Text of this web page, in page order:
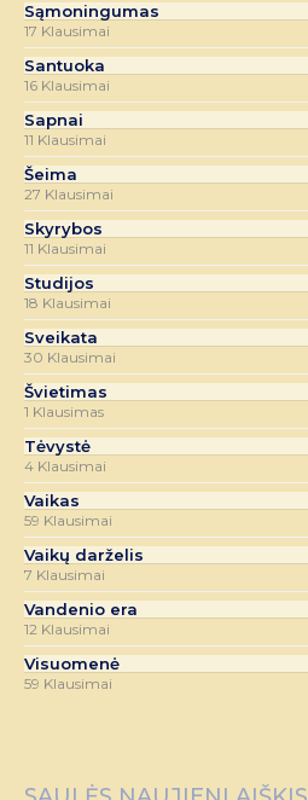
Sąmoningumas
17 Klausimai
Santuoka
16 Klausimai
Sapnai
11 Klausimai
Šeima
27 Klausimai
Skyrybos
11 Klausimai
Studijos
18 Klausimai
Sveikata
30 Klausimai
Švietimas
1 Klausimas
Tėvystė
4 Klausimai
Vaikas
59 Klausimai
Vaikų darželis
7 Klausimai
Vandenio era
12 Klausimai
Visuomenė
59 Klausimai